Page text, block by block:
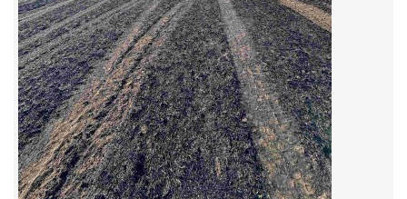
© 2026 eStránky.cz |Aktualizováno: 5. 8. 2026